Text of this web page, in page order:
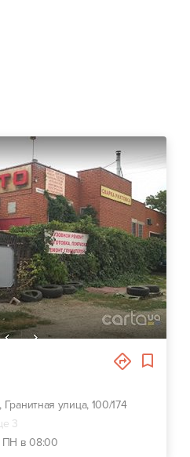
Гранитная улица, 100/174
3
ПН в 08:00